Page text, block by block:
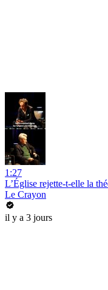
1:27
L’Église rejette-t-elle la
Le Crayon
il y a 3 jours